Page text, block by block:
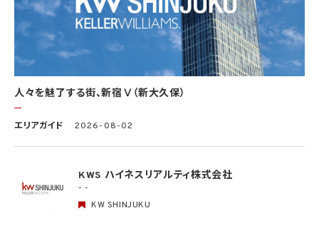
ることが困難であるとき
(3) 公衆衛生の向上又は児童の健全な育成の推進のために特に必要がある場合であっ
て、本人の同意を得ることが困難であるとき
(4) 国の機関もしくは地方公共団体又はその委託を受けた者が法令の定める事務を遂
行することに対して協力する必要がある場合であって、本人の同意を得ることにより当該
事務の遂行に支障を及ぼすおそれがあるとき
個人データを学術研究目的で取り扱う必要があるとき（当該個人データを取り扱う目的
ある場合を除きます。）。
4.2 当社は、違法又は不当な行為を助長し、又は誘発するおそれがある方法により個人
5. 個人情報の適正な取得
5.1 当社は、適正に個人情報を取得し、偽りその他不正の手段により取得しません。
人々を魅了する街、新宿Ⅴ（新大久保）
エリアガイド 2026-08-02
KWS ハイネスリアルティ株式会社
- -
KW SHINJUKU